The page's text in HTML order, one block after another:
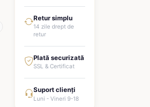
Retur simplu
14 zile drept de
retur
Plată securizată
SSL & Certificat
Suport clienți
Luni - Vineri 9-18